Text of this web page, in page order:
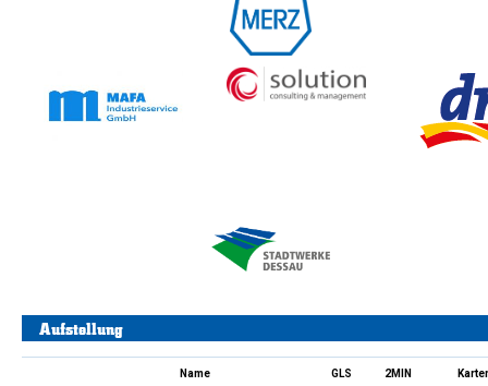
Aufstellung
Name GLS 2MIN